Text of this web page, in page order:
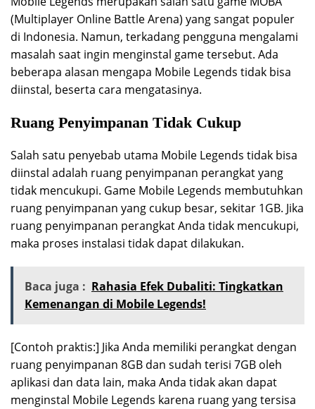
(Multiplayer Online Battle Arena) yang sangat populer
di Indonesia. Namun, terkadang pengguna mengalami
masalah saat ingin menginstal game tersebut. Ada
beberapa alasan mengapa Mobile Legends tidak bisa
diinstal, beserta cara mengatasinya.
Ruang Penyimpanan Tidak Cukup
Salah satu penyebab utama Mobile Legends tidak bisa
diinstal adalah ruang penyimpanan perangkat yang
tidak mencukupi. Game Mobile Legends membutuhkan
ruang penyimpanan yang cukup besar, sekitar 1GB. Jika
ruang penyimpanan perangkat Anda tidak mencukupi,
maka proses instalasi tidak dapat dilakukan.
Baca juga : Rahasia Efek Dubaliti: Tingkatkan
Kemenangan di Mobile Legends!
[Contoh praktis:] Jika Anda memiliki perangkat dengan
ruang penyimpanan 8GB dan sudah terisi 7GB oleh
aplikasi dan data lain, maka Anda tidak akan dapat
menginstal Mobile Legends karena ruang yang tersisa